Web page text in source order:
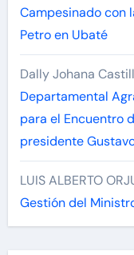
Campesinado con
Petro en Ubaté
Dally Johana
Departamental
para el Encuentro
presidente
LUIS ALBERTO
Gestión del